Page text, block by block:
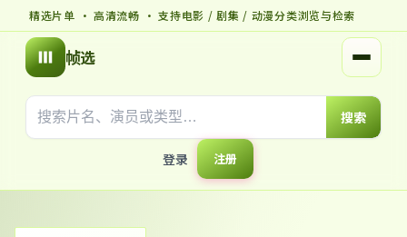
精选片单 · 高清流畅 · 支持电影 / 剧集 / 动漫分类浏览与检索
帧选 打开
搜索
登录 注册